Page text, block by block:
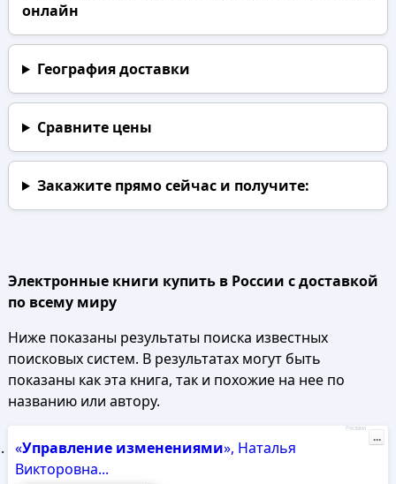
онлайн
География доставки
Сравните цены
Закажите прямо сейчаси получите:
Электронные книги купить в России с доставкой
по всему миру
Ниже показаны результаты поиска известных
поисковых систем. В результатах могут быть
показаны как эта книга, так и похожие на нее по
названию или автору.
«Управление изменениями», Наталья
Викторовна...
Реклама
...